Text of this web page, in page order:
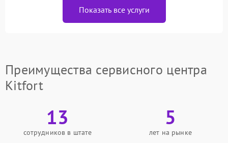
Показать все услуги
Преимущества сервисного центра
Kitfort
13
сотрудников в штате
5
лет на рынке